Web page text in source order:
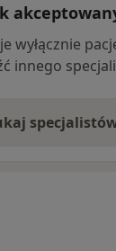
wyłącznie
innego